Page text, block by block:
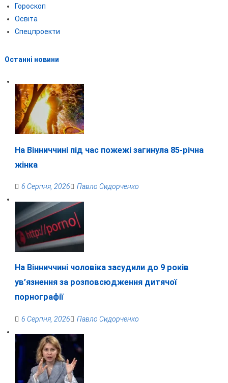
Гороскоп
Освіта
Спецпроекти
Останні новини
На Вінниччині під час пожежі загинула 85-річна
жінка
6 Серпня, 2026 Павло Сидорченко
На Вінниччині чоловіка засудили до 9 років
ув’язнення за розповсюдження дитячої
порнографії
6 Серпня, 2026 Павло Сидорченко